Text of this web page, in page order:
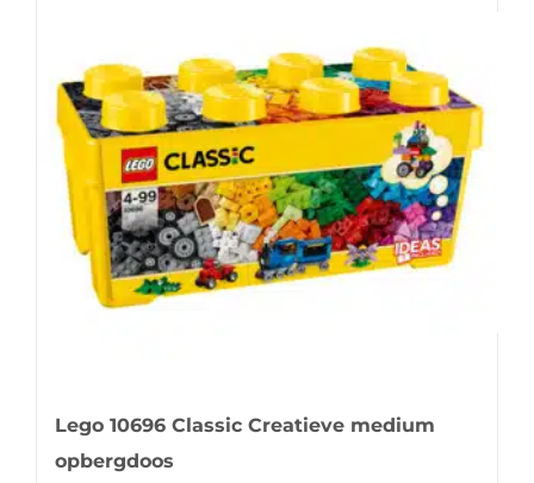
Lego 10696 Classic Creatieve medium
opbergdoos